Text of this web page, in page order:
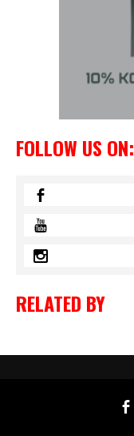
FOLLOW US ON:
RELATED BY